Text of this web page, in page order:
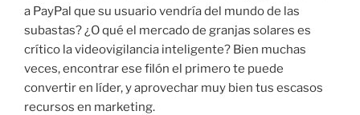
a PayPal que su usuario vendría del mundo de las
subastas? ¿O qué el mercado de granjas solares es
crítico la videovigilancia inteligente? Bien muchas
veces, encontrar ese filón el primero te puede
convertir en líder, y aprovechar muy bien tus escasos
recursos en marketing.